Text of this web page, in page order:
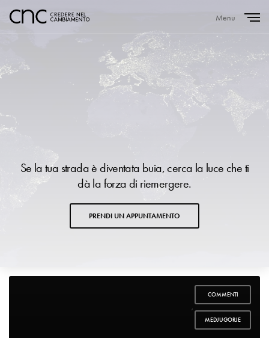
Menu
Se la tua strada è diventata buia, cerca la luce che ti
dà la forza di riemergere.
PRENDI UN APPUNTAMENTO
COMMENTI
,
MEDJUGORJE